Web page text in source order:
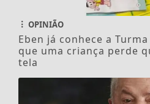
OPINIÃO
Eben já conhece a
que uma criança perde
tela